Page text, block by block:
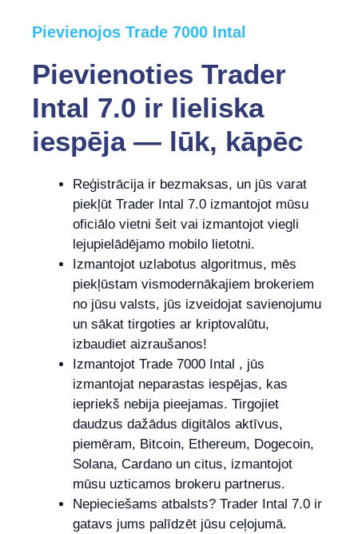
Pievienojos Trade 7000 Intal
Pievienoties Trader
Intal 7.0 ir lieliska
iespēja — lūk, kāpēc
Reģistrācija ir bezmaksas, un jūs varat
piekļūt Trader Intal 7.0 izmantojot mūsu
oficiālo vietni šeit vai izmantojot viegli
lejupielādējamo mobilo lietotni.
Izmantojot uzlabotus algoritmus, mēs
piekļūstam vismodernākajiem brokeriem
no jūsu valsts, jūs izveidojat savienojumu
un sākat tirgoties ar kriptovalūtu,
izbaudiet aizraušanos!
Izmantojot Trade 7000 Intal , jūs
izmantojat neparastas iespējas, kas
iepriekš nebija pieejamas. Tirgojiet
daudzus dažādus digitālos aktīvus,
piemēram, Bitcoin, Ethereum, Dogecoin,
Solana, Cardano un citus, izmantojot
mūsu uzticamos brokeru partnerus.
Nepieciešams atbalsts? Trader Intal 7.0 ir
gatavs jums palīdzēt jūsu ceļojumā.